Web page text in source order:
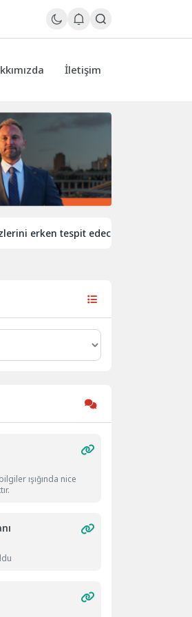
İletişim
tespit edecek
ışığında nice